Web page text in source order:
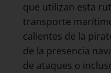
que utilizan esta
transporte
calientes de la
de la presencia
de ataques o